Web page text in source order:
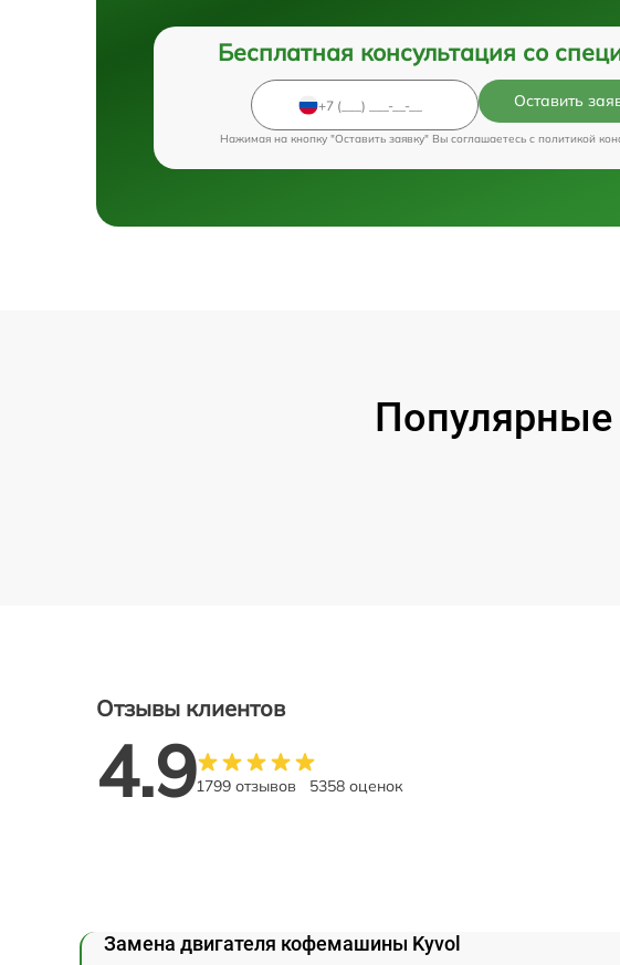
Бесплатная консультация со
Оставить
Нажимая на кнопку "Оставить заявку" Вы соглашаетесь c политикой
Отзывы клиентов
4.91799 отзывов 5358 оценок
Замена двигателя кофемашины Kyvol